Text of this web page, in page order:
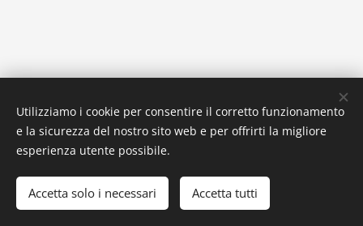
© 2013 Moviestar Viaggi della Star Travel International Srl Tutti i
Cookies
Utilizziamo i cookie per consentire il corretto funzionamento
e la sicurezza del nostro sito web e per offrirti la migliore
esperienza utente possibile.
Accetta solo i necessari Accetta tutti